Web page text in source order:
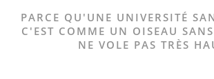
PARCE QU'UNE UNIVERSITÉ
C'EST COMME UN OISEAU
NE VOLE PAS TRÈS